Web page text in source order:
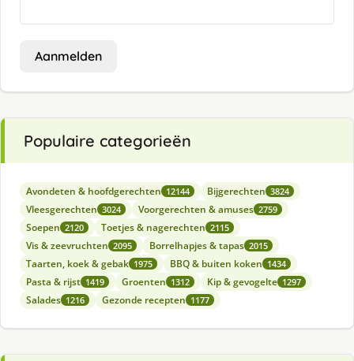
Aanmelden
Populaire categorieën
Avondeten & hoofdgerechten 12144 Bijgerechten 3824
Vleesgerechten 3024 Voorgerechten & amuses 2759
Soepen 2120 Toetjes & nagerechten 2115
Vis & zeevruchten 2095 Borrelhapjes & tapas 2015
Taarten, koek & gebak 1975 BBQ & buiten koken 1434
Pasta & rijst 1419 Groenten 1312 Kip & gevogelte 1297
Salades 1216 Gezonde recepten 1177